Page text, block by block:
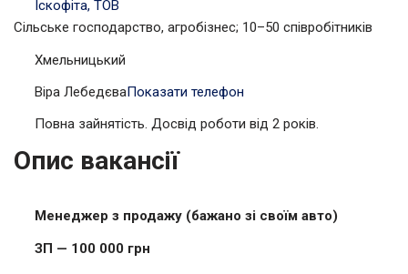
Іскофіта, ТОВ
Сільське господарство, агробізнес; 10–50 співробітників
Хмельницький
Віра ЛебедєваПоказати телефон
Повна зайнятість. Досвід роботи від 2 років.
Опис вакансії
Менеджер з продажу (бажано зі своїм авто)
ЗП — 100 000 грн